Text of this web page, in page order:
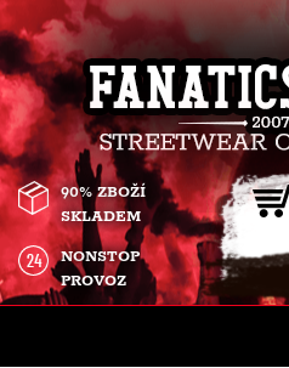
90% ZBOŽÍ
SKLADEM
NONSTOP
PROVOZ